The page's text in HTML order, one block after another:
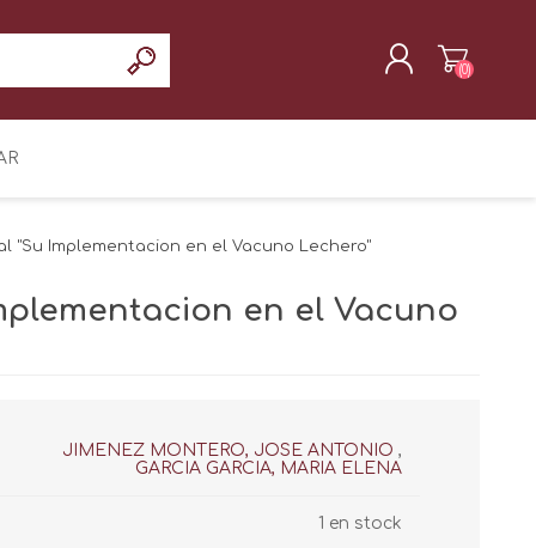
(0)
"Su Implementacion en el Vacuno Lechero"
en el Vacuno
JIMENEZ MONTERO, JOSE ANTONIO ,
GARCIA GARCIA, MARIA ELENA
1 en stock